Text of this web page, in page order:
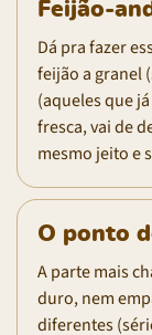
Feijão-
Dá pra fazer
feijão a granel
(aqueles que
fresca, vai de
mesmo jeito e
O ponto
A parte mais
duro, nem
diferentes